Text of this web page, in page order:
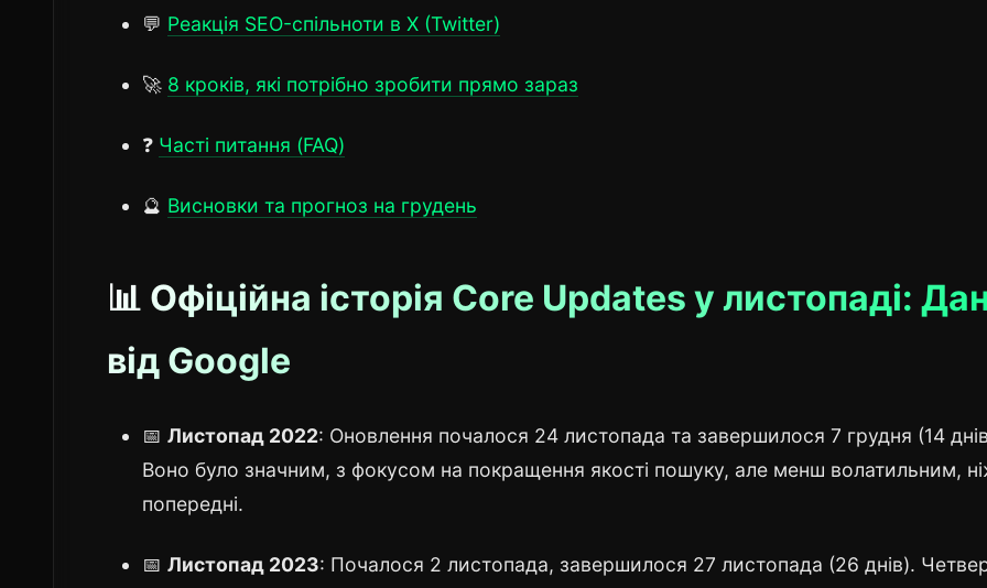
💬 Реакція SEO-спільноти в X (Twitter)
🚀 8 кроків, які потрібно зробити прямо зараз
❓ Часті питання (FAQ)
🔮 Висновки та прогноз на грудень
📊 Офіційна історія Core Updates у листопаді:
від Google
📅 Листопад 2022: Оновлення почалося 24 листопада та завершилося 7 грудня (14
Воно було значним, з фокусом на покращення якості пошуку, але менш волатильним,
попередні.
📅 Листопад 2023: Почалося 2 листопада, завершилося 27 листопада (26 днів).